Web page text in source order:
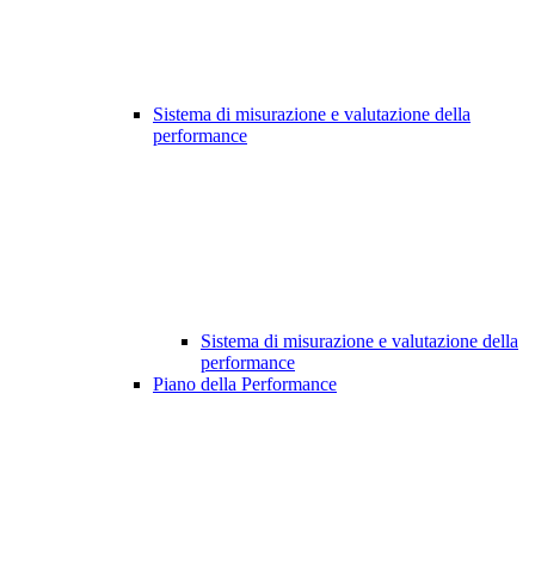
Sistema di misurazione e valutazione della
performance
Sistema di misurazione e valutazione della
performance
Piano della Performance